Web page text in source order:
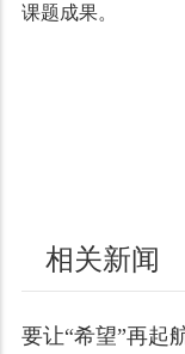
课题成果。
相关新闻
要让“希望”再起